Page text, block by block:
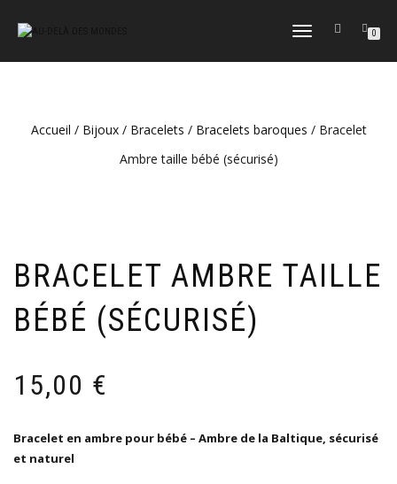
DÉPLIER
NAVIGATION
0
Accueil / Bijoux/ Bracelets / Bracelets baroques / Bracelet
Ambre taille bébé (sécurisé)
BRACELET AMBRE TAILLE
BÉBÉ (SÉCURISÉ)
15,00 €
Bracelet en ambre pour bébé – Ambre de la Baltique, sécurisé
et naturel